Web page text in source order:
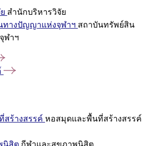
สำนักบริหารวิจัย
ทางปัญญาแห่งจุฬาฯ สถาบันทรัพย์สิน
ฬาฯ
ร้างสรรค์ หอสมุดและพื้นที่สร้างสรรค์
นิสิต กีฬาและสุขภาพนิสิต